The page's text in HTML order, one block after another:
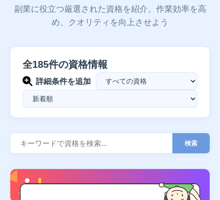
副業に役立つ厳選された資格を紹介。作業効率を高
め、クオリティを向上させよう
全185件の資格情報
詳細条件を追加
検索